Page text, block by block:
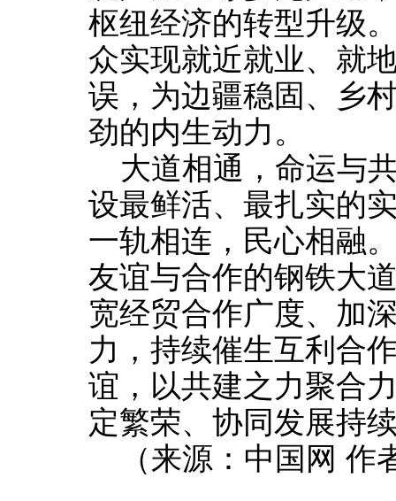
枢纽经济的转型升级
众实现就近就业、就
误，为边疆稳固、乡
劲的内生动力。
大道相通，命运与
设最鲜活、最扎实的
一轨相连，民心相融
友谊与合作的钢铁大
宽经贸合作广度、加
力，持续催生互利合
谊，以共建之力聚合
定繁荣、协同发展持
（来源：中国网